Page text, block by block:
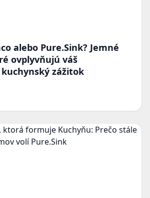
alebo Pure.Sink? Jemné
ovplyvňujú váš
zážitok